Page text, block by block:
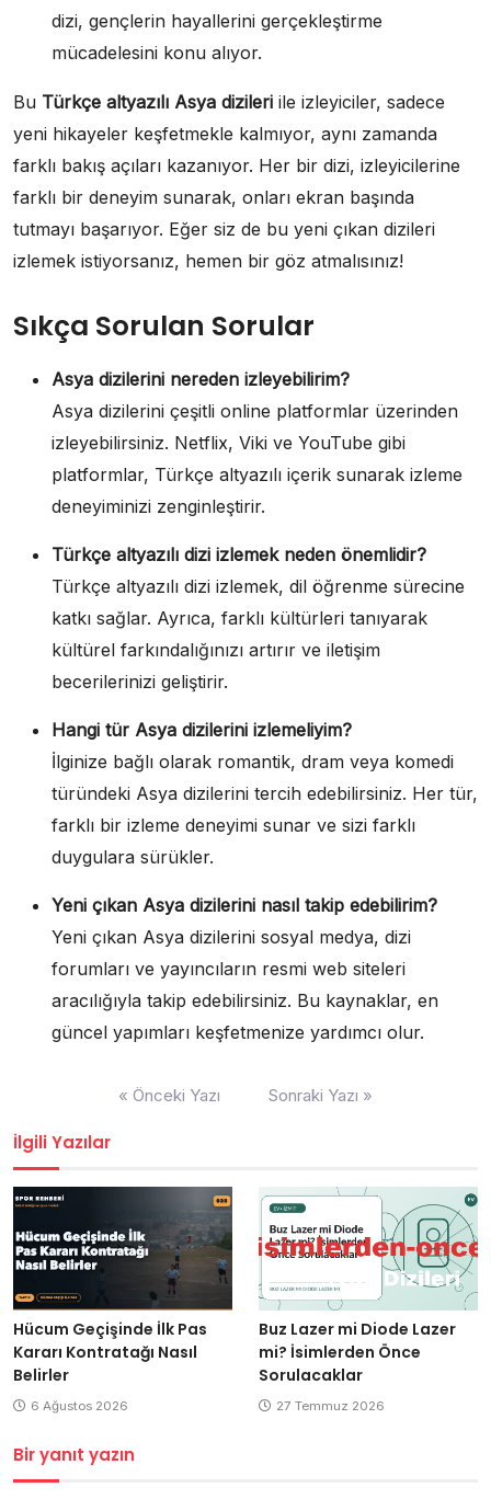
dizi, gençlerin hayallerini gerçekleştirme
mücadelesini konu alıyor.
Bu Türkçe altyazılı Asya dizileri ile izleyiciler, sadece
yeni hikayeler keşfetmekle kalmıyor, aynı zamanda
farklı bakış açıları kazanıyor. Her bir dizi, izleyicilerine
farklı bir deneyim sunarak, onları ekran başında
tutmayı başarıyor. Eğer siz de bu yeni çıkan dizileri
izlemek istiyorsanız, hemen bir göz atmalısınız!
Sıkça Sorulan Sorular
Asya dizilerini nereden izleyebilirim?
Asya dizilerini çeşitli online platformlar üzerinden
izleyebilirsiniz. Netflix, Viki ve YouTube gibi
platformlar, Türkçe altyazılı içerik sunarak izleme
deneyiminizi zenginleştirir.
Türkçe altyazılı dizi izlemek neden önemlidir?
Türkçe altyazılı dizi izlemek, dil öğrenme sürecine
katkı sağlar. Ayrıca, farklı kültürleri tanıyarak
kültürel farkındalığınızı artırır ve iletişim
becerilerinizi geliştirir.
Hangi tür Asya dizilerini izlemeliyim?
İlginize bağlı olarak romantik, dram veya komedi
türündeki Asya dizilerini tercih edebilirsiniz. Her tür,
farklı bir izleme deneyimi sunar ve sizi farklı
duygulara sürükler.
Yeni çıkan Asya dizilerini nasıl takip edebilirim?
Yeni çıkan Asya dizilerini sosyal medya, dizi
forumları ve yayıncıların resmi web siteleri
aracılığıyla takip edebilirsiniz. Bu kaynaklar, en
güncel yapımları keşfetmenize yardımcı olur.
« Önceki Yazı Sonraki Yazı »
İlgili Yazılar
Hücum Geçişinde İlk Pas
Kararı Kontratağı Nasıl
Belirler
6 Ağustos 2026
Buz Lazer mi Diode Lazer
mi? İsimlerden Önce
Sorulacaklar
27 Temmuz 2026
Bir yanıt yazın